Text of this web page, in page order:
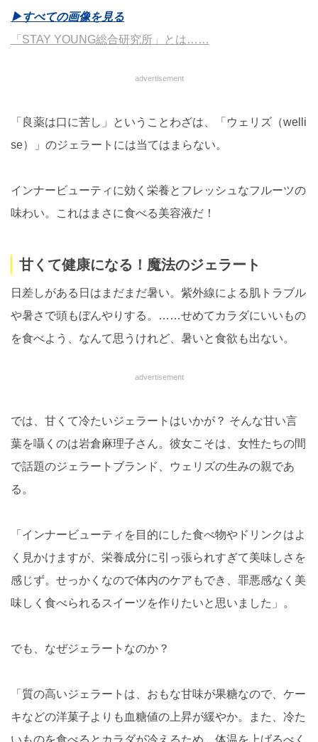
▶︎すべての画像を見る
「STAY YOUNG総合研究所」とは……
advertisement
「良薬は口に苦し」ということわざは、「ウェリズ（welli
se）」のジェラートには当てはまらない。
インナービューティに効く栄養とフレッシュなフルーツの
味わい。これはまさに食べる美容液だ！
甘くて健康になる！魔法のジェラート
日差しがある日はまだまだ暑い。紫外線による肌トラブル
や暑さで頭もぼんやりする。……せめてカラダにいいもの
を食べよう、なんて思うけれど、暑いと食欲も出ない。
advertisement
では、甘くて冷たいジェラートはいかが？ そんな甘い言
葉を囁くのは岩倉麻理子さん。彼女こそは、女性たちの間
で話題のジェラートブランド、ウェリズの生みの親であ
る。
「インナービューティを目的にした食べ物やドリンクはよ
く見かけますが、栄養成分に引っ張られすぎて美味しさを
感じず。せっかくなので体内のケアもでき、罪悪感なく美
味しく食べられるスイーツを作りたいと思いました」。
でも、なぜジェラートなのか？
「質の高いジェラートは、おもな甘味が果糖なので、ケー
キなどの洋菓子よりも血糖値の上昇が緩やか。また、冷た